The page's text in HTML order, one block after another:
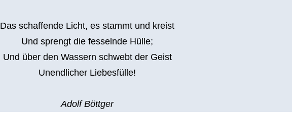
Das schaffende Licht, es stammt und kreist
Und sprengt die fesselnde Hülle;
Und über den Wassern schwebt der Geist
Unendlicher Liebesfülle!
Adolf Böttger